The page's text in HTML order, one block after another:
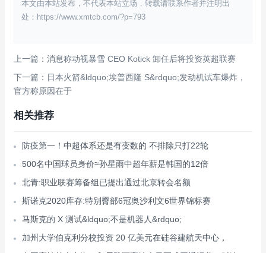
本文由本站发布，不代表本站立场，转载请联系作者并注明出
处：https://www.xmtcb.com/?p=793
上一篇：消息称动视暴雪 CEO Kotick 卸任后将投资英超联赛
下一篇：日本火箭&ldquo;埃普西隆 S&rdquo;发动机试车爆炸，
官方称原因在于
相关推荐
防疫第一！中超体系还是有变数的 不排除只打22轮
500名中国球员身价≈孙星雨中超年薪是韩国的12倍
北青:职业联赛筹备组已提出通过北京转会名额
斯诺克2020库存:特别臀部6冠奥沙利文6世界锦标赛
马斯克的 X 测试&ldquo;不是机器人&rdquo;
加州大学伯克利分校投资 20 亿美元在硅谷建航天中心，